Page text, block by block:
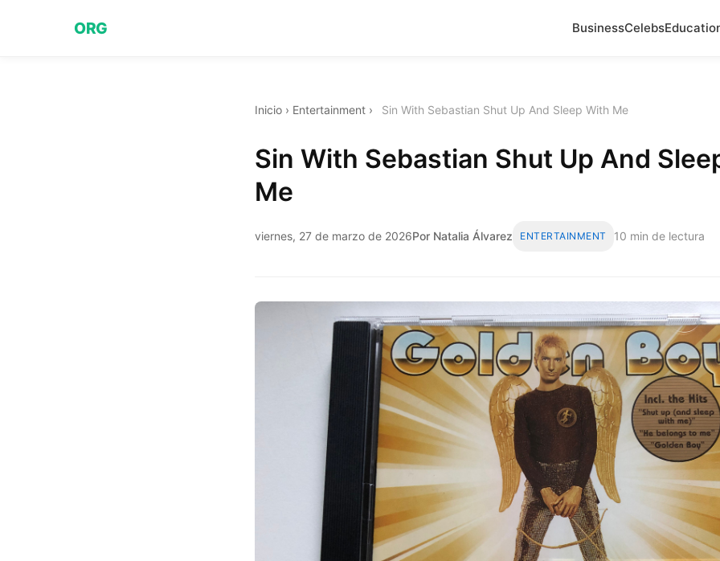
ORG BusinessCelebs
Inicio › Entertainment › Sin With Sebastian Shut Up And Sleep With Me
Sin With Sebastian Shut Up And
Me
viernes, 27 de marzo de 2026Por Natalia Álvarez ENTERTAINMENT 10 min de lectura